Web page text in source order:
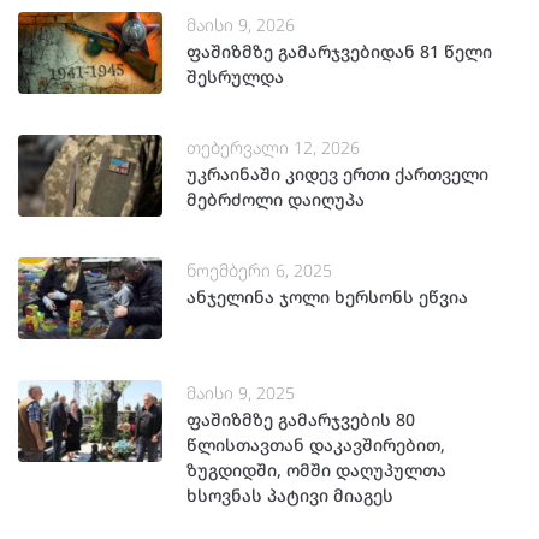
მაისი 9, 2026
ფაშიზმზე გამარჯვებიდან 81 წელი
შესრულდა
თებერვალი 12, 2026
უკრაინაში კიდევ ერთი ქართველი
მებრძოლი დაიღუპა
ნოემბერი 6, 2025
ანჯელინა ჯოლი ხერსონს ეწვია
მაისი 9, 2025
ფაშიზმზე გამარჯვების 80
წლისთავთან დაკავშირებით,
ზუგდიდში, ომში დაღუპულთა
ხსოვნას პატივი მიაგეს